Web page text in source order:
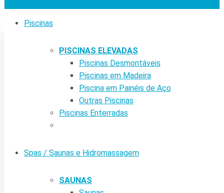
Piscinas
PISCINAS ELEVADAS
Piscinas Desmontáveis
Piscinas em Madeira
Piscina em Painéis de Aço
Outras Piscinas
Piscinas Enterradas
Spas / Saunas e Hidromassagem
SAUNAS